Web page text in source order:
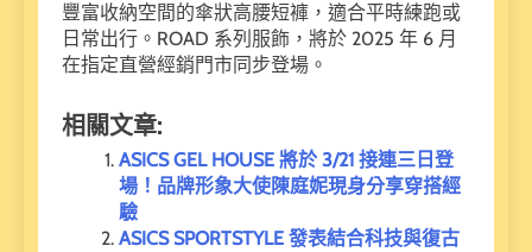
豐富收納空間的傘狀高腰短褲，適合平時練跑或
日常出行。ROAD 系列服飾，將於 2025 年 6 月
在指定直營經銷門市同步登場。
相關文章:
ASICS GEL HOUSE 將於 3/21 接連三日登
場！品牌形象大使陳庭妮現身分享穿搭經
驗
ASICS SPORTSTYLE 發表結合科技與復古